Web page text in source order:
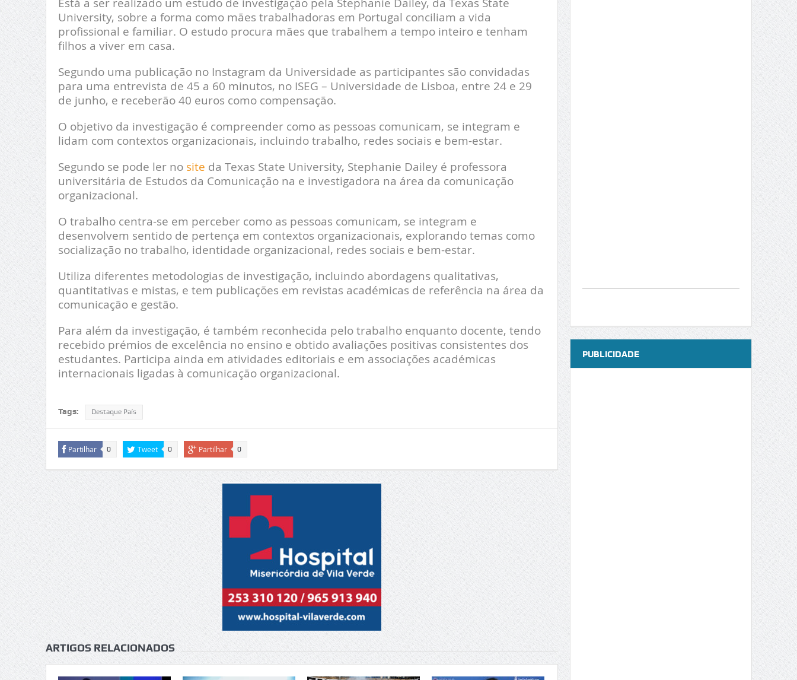
University, sobre a forma como mães trabalhadoras em Portugal conciliam a vida
profissional e familiar. O estudo procura mães que trabalhem a tempo inteiro e tenham
filhos a viver em casa.
Segundo uma publicação no Instagram da Universidade as participantes são convidadas
para uma entrevista de 45 a 60 minutos, no ISEG – Universidade de Lisboa, entre 24 e 29
de junho, e receberão 40 euros como compensação.
O objetivo da investigação é compreender como as pessoas comunicam, se integram e
lidam com contextos organizacionais, incluindo trabalho, redes sociais e bem-estar.
Segundo se pode ler no site da Texas State University, Stephanie Dailey é professora
universitária de Estudos da Comunicação na e investigadora na área da comunicação
organizacional.
O trabalho centra-se em perceber como as pessoas comunicam, se integram e
desenvolvem sentido de pertença em contextos organizacionais, explorando temas como
socialização no trabalho, identidade organizacional, redes sociais e bem-estar.
Utiliza diferentes metodologias de investigação, incluindo abordagens qualitativas,
quantitativas e mistas, e tem publicações em revistas académicas de referência na área da
comunicação e gestão.
Para além da investigação, é também reconhecida pelo trabalho enquanto docente, tendo
recebido prémios de excelência no ensino e obtido avaliações positivas consistentes dos
estudantes. Participa ainda em atividades editoriais e em associações académicas
internacionais ligadas à comunicação organizacional.
Tags: Destaque País
Partilhar 0 Tweet 0 Partilhar 0
ARTIGOS RELACIONADOS
PUBLICIDADE